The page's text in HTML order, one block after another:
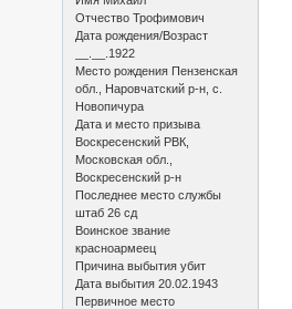
Отчество Трофимович
Дата рождения/Возраст
__.__.1922
Место рождения Пензенская
обл., Наровчатский р-н, с.
Новопичура
Дата и место призыва
Воскресенский РВК,
Московская обл.,
Воскресенский р-н
Последнее место службы
штаб 26 сд
Воинское звание
красноармеец
Причина выбытия убит
Дата выбытия 20.02.1943
Первичное место